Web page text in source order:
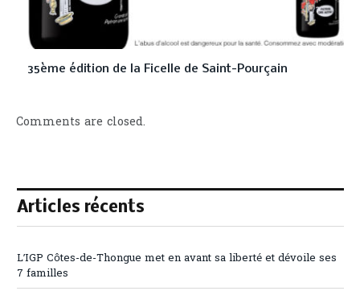
35ème édition de la Ficelle de Saint-Pourçain
Comments are closed.
Articles récents
L’IGP Côtes-de-Thongue met en avant sa liberté et dévoile ses
7 familles